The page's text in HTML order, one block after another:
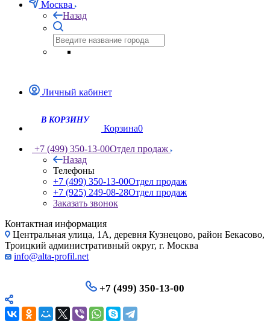
Москва
Назад
Личный кабинет
Корзина0
+7 (499) 350-13-00Отдел продаж
Назад
Телефоны
+7 (499) 350-13-00Отдел продаж
+7 (925) 249-08-28Отдел продаж
Заказать звонок
Контактная информация
Центральная улица, 1А, деревня Кузнецово, район Бекасово,
Троицкий административный округ, г. Москва
info@alta-profil.net
+7 (499) 350-13-00